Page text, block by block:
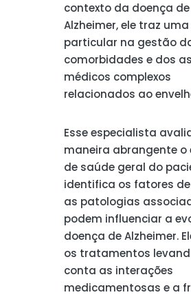
contexto da doença de
Alzheimer, ele traz
particular na gestão
comorbidades e dos
médicos complexos
relacionados ao
Esse especialista
maneira abrangente o
de saúde geral do
identifica os fatores
as patologias
podem influenciar a
doença de Alzheimer.
os tratamentos
conta as interações
medicamentosas e a